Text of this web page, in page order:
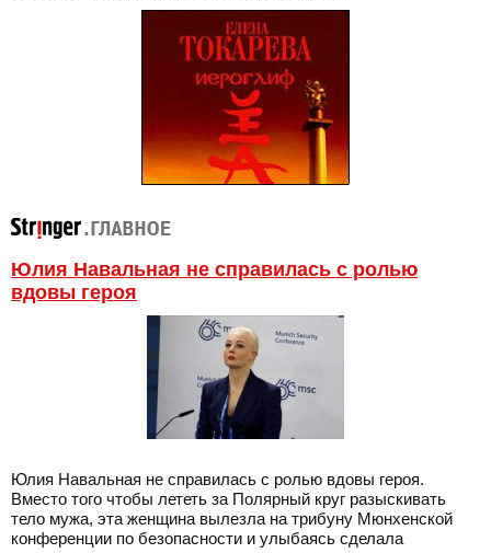
Юлия Навальная не справилась с ролью
вдовы героя
Юлия Навальная не справилась с ролью вдовы героя.
Вместо того чтобы лететь за Полярный круг разыскивать
тело мужа, эта женщина вылезла на трибуну Мюнхенской
конференции по безопасности и улыбаясь сделала